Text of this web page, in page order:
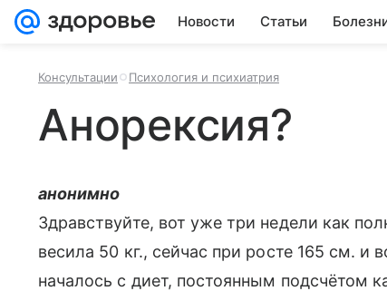
Новости Статьи
Консультации Психология и психиатрия
Анорексия?
анонимно
Здравствуйте, вот уже три недели как
весила 50 кг., сейчас при росте 165 см. и
началось с диет, постоянным подсчётом